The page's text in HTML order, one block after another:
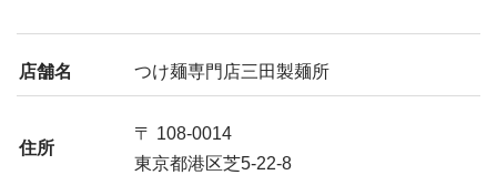
店舗名 つけ麺専門店三田製麺所
住所
〒 108-0014
東京都港区芝5-22-8